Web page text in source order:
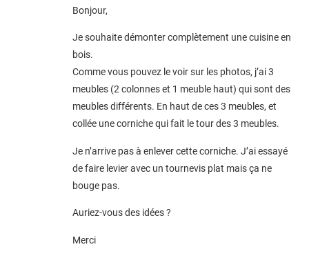
Bonjour,
Je souhaite démonter complètement une cuisine en
bois.
Comme vous pouvez le voir sur les photos, j’ai 3
meubles (2 colonnes et 1 meuble haut) qui sont des
meubles différents. En haut de ces 3 meubles, et
collée une corniche qui fait le tour des 3 meubles.
Je n’arrive pas à enlever cette corniche. J’ai essayé
de faire levier avec un tournevis plat mais ça ne
bouge pas.
Auriez-vous des idées ?
Merci